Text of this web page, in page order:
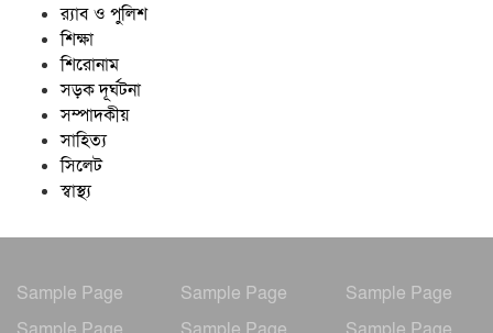
র‍্যাব ও পুলিশ
শিক্ষা
শিরোনাম
সড়ক দূর্ঘটনা
সম্পাদকীয়
সাহিত্য
সিলেট
স্বাস্থ্য
Sample Page Sample Page
Sample Page